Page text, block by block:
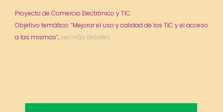
Proyecto de Comercio Electrónico y TIC.
Objetivo temático: “Mejorar el uso y calidad de las TIC y el acceso
a las mismas”,ver más detalles.